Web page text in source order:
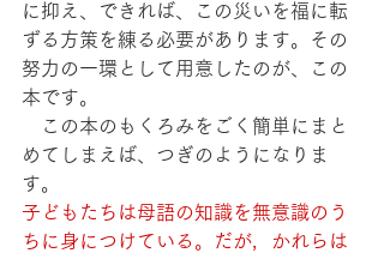
に抑え、できれば、この災いを福に転
ずる方策を練る必要があります。その
努力の一環として用意したのが、この
本です。
この本のもくろみをごく簡単にまと
めてしまえば、つぎのようになりま
す。
子どもたちは母語の知識を無意識のう
ちに身につけている。だが，かれらは